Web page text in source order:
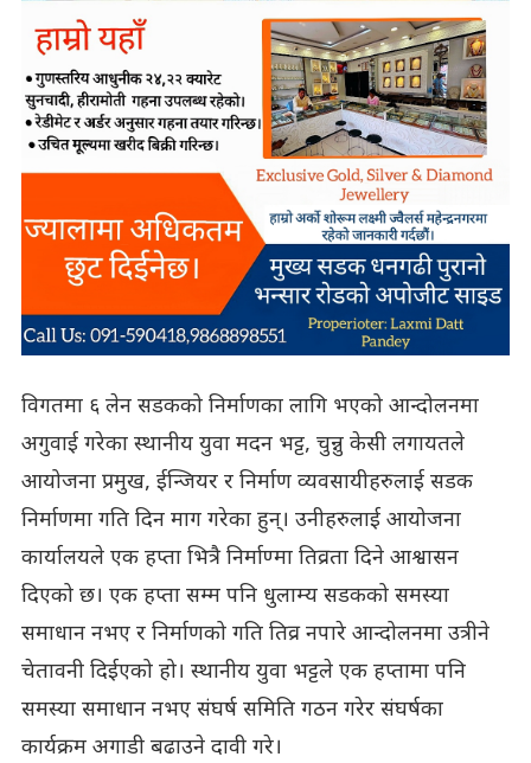
विगतमा ६ लेन सडकको निर्माणका लागि भएको आन्दोलनमा
अगुवाई गरेका स्थानीय युवा मदन भट्ट, चुन्नु केसी लगायतले
आयोजना प्रमुख, ईन्जियर र निर्माण व्यवसायीहरुलाई सडक
निर्माणमा गति दिन माग गरेका हुन्। उनीहरुलाई आयोजना
कार्यालयले एक हप्ता भित्रै निर्माण्मा तिव्रता दिने आश्वासन
दिएको छ। एक हप्ता सम्म पनि धुलाम्य सडकको समस्या
समाधान नभए र निर्माणको गति तिव्र नपारे आन्दोलनमा उत्रीने
चेतावनी दिईएको हो। स्थानीय युवा भट्टले एक हप्तामा पनि
समस्या समाधान नभए संघर्ष समिति गठन गरेर संघर्षका
कार्यक्रम अगाडी बढाउने दावी गरे।